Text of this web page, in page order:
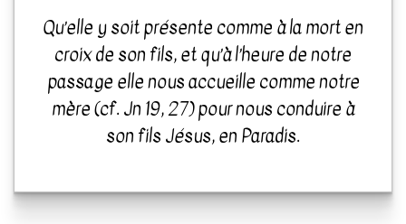
Qu’elle y soit présente comme à la mort en
croix de son fils, et qu’à l’heure de notre
passage elle nous accueille comme notre
mère (cf. Jn 19, 27) pour nous conduire à
son fils Jésus, en Paradis.